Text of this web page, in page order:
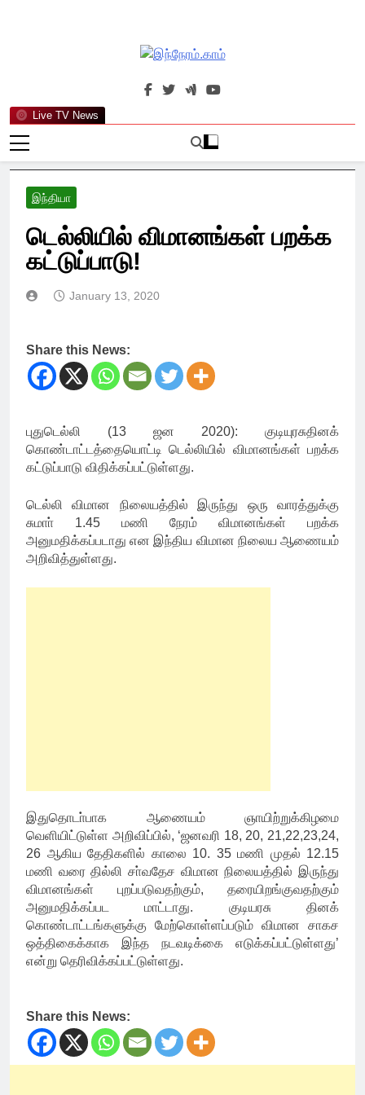
Live TV News
இந்நேரம்.காம்
செய்திகளுக்கு அப்பால்…
இந்தியா
டெல்லியில் விமானங்கள் பறக்க
கட்டுப்பாடு!
January 13, 2020
Share this News:
புதுடெல்லி (13 ஜன 2020): குடியுரசுதினக்
கொண்டாட்டத்தையொட்டி டெல்லியில் விமானங்கள் பறக்க
கட்டுப்பாடு விதிக்கப்பட்டுள்ளது.
டெல்லி விமான நிலையத்தில் இருந்து ஒரு வாரத்துக்கு
சுமாா் 1.45 மணி நேரம் விமானங்கள் பறக்க
அனுமதிக்கப்படாது என இந்திய விமான நிலைய ஆணையம்
அறிவித்துள்ளது.
இதுதொடா்பாக ஆணையம் ஞாயிற்றுக்கிழமை
வெளியிட்டுள்ள அறிவிப்பில், ‘ஜனவரி 18, 20, 21,22,23,24,
26 ஆகிய தேதிகளில் காலை 10. 35 மணி முதல் 12.15
மணி வரை தில்லி சா்வதேச விமான நிலையத்தில் இருந்து
விமானங்கள் புறப்படுவதற்கும், தரையிறங்குவதற்கும்
அனுமதிக்கப்பட மாட்டாது. குடியரசு தினக்
கொண்டாட்டங்களுக்கு மேற்கொள்ளப்படும் விமான சாகச
ஒத்திகைக்காக இந்த நடவடிக்கை எடுக்கப்பட்டுள்ளது’
என்று தெரிவிக்கப்பட்டுள்ளது.
Share this News: